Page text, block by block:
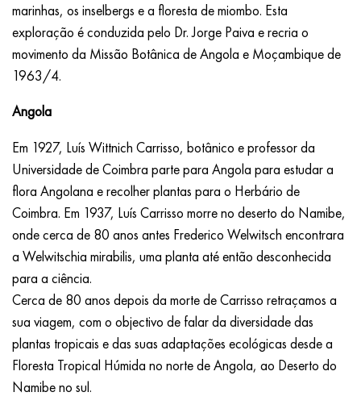
marinhas, os inselbergs e a floresta de miombo. Esta
exploração é conduzida pelo Dr. Jorge Paiva e recria o
movimento da Missão Botânica de Angola e Moçambique de
1963/4.
Angola
Em 1927, Luís Wittnich Carrisso, botânico e professor da
Universidade de Coimbra parte para Angola para estudar a
flora Angolana e recolher plantas para o Herbário de
Coimbra. Em 1937, Luís Carrisso morre no deserto do Namibe,
onde cerca de 80 anos antes Frederico Welwitsch encontrara
a Welwitschia mirabilis, uma planta até então desconhecida
para a ciência.
Cerca de 80 anos depois da morte de Carrisso retraçamos a
sua viagem, com o objectivo de falar da diversidade das
plantas tropicais e das suas adaptações ecológicas desde a
Floresta Tropical Húmida no norte de Angola, ao Deserto do
Namibe no sul.